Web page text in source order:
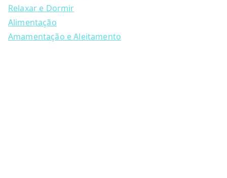
Relaxar e Dormir
Alimentação
Amamentação e Aleitamento